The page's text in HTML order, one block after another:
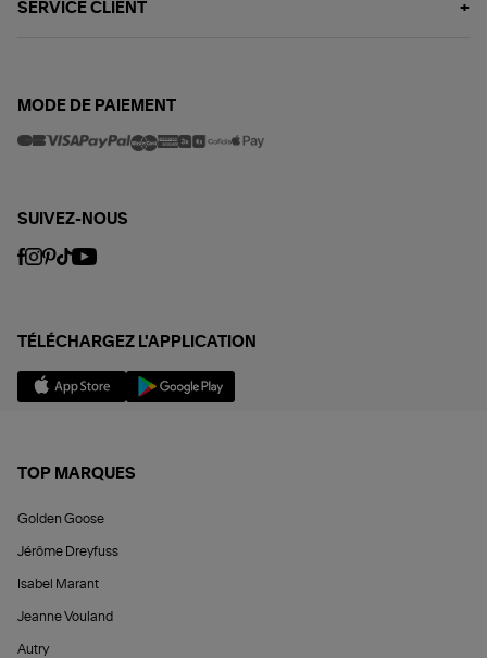
SERVICE CLIENT
MODE DE PAIEMENT
SUIVEZ-NOUS
TÉLÉCHARGEZ L'APPLICATION
TOP MARQUES
Golden Goose
Jérôme Dreyfuss
Isabel Marant
Jeanne Vouland
Autry